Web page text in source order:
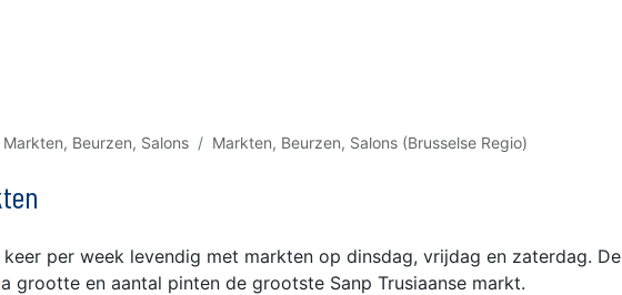
Markten, Beurzen, Salons Markten, Beurzen, Salons (Brusselse Regio)
keer per week levendig met markten op dinsdag, vrijdag en zaterdag. De
grootte en aantal pinten de grootste Sanp Trusiaanse markt.